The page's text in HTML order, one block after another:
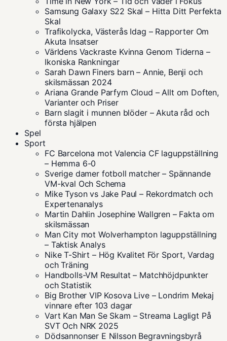
Samsung Galaxy S22 Skal – Hitta Ditt Perfekta
Skal
Trafikolycka, Västerås Idag – Rapporter Om
Akuta Insatser
Världens Vackraste Kvinna Genom Tiderna –
Ikoniska Rankningar
Sarah Dawn Finers barn – Annie, Benji och
skilsmässan 2024
Ariana Grande Parfym Cloud – Allt om Doften,
Varianter och Priser
Barn slagit i munnen blöder – Akuta råd och
första hjälpen
Spel
Sport
FC Barcelona mot Valencia CF laguppställning
– Hemma 6-0
Sverige damer fotboll matcher – Spännande
VM-kval Och Schema
Mike Tyson vs Jake Paul – Rekordmatch och
Expertenanalys
Martin Dahlin Josephine Wallgren – Fakta om
skilsmässan
Man City mot Wolverhampton laguppställning
– Taktisk Analys
Nike T-Shirt – Hög Kvalitet För Sport, Vardag
och Träning
Handbolls-VM Resultat – Matchhöjdpunkter
och Statistik
Big Brother VIP Kosova Live – Londrim Mekaj
vinnare efter 103 dagar
Vart Kan Man Se Skam – Streama Lagligt På
SVT Och NRK 2025
Dödsannonser E Nilsson Begravningsbyrå